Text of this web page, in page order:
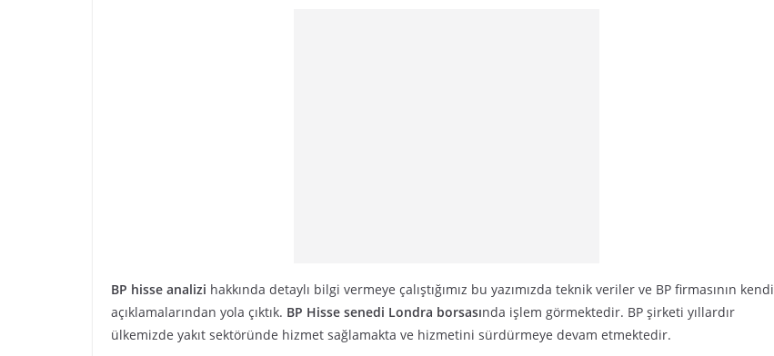
BP hisse analizi hakkında detaylı bilgi vermeye çalıştığımız bu yazımızda teknik veriler ve BP firmasının kendi
açıklamalarından yola çıktık. BP Hisse senedi Londra borsasında işlem görmektedir. BP şirketi yıllardır
ülkemizde yakıt sektöründe hizmet sağlamakta ve hizmetini sürdürmeye devam etmektedir.